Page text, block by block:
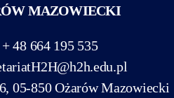
MAZOWIECKI
+ 48 664 195 535
05-850 Ożarów Mazowiecki